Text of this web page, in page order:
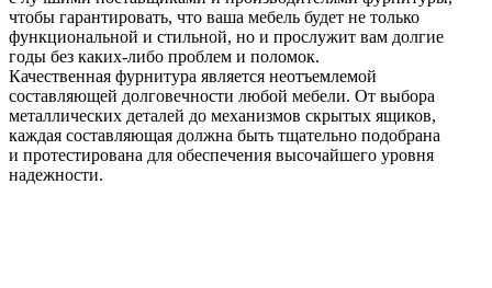
чтобы гарантировать, что ваша мебель будет не только
функциональной и стильной, но и прослужит вам долгие
годы без каких-либо проблем и поломок.
Качественная фурнитура является неотъемлемой
составляющей долговечности любой мебели. От выбора
металлических деталей до механизмов скрытых ящиков,
каждая составляющая должна быть тщательно подобрана
и протестирована для обеспечения высочайшего уровня
надежности.